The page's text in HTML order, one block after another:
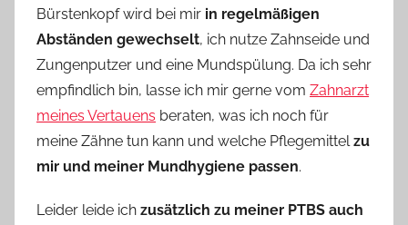
Bürstenkopf wird bei mir in regelmäßigen
Abständen gewechselt, ich nutze Zahnseide und
Zungenputzer und eine Mundspülung. Da ich sehr
empfindlich bin, lasse ich mir gerne vom Zahnarzt
meines Vertauens beraten, was ich noch für
meine Zähne tun kann und welche Pflegemittel zu
mir und meiner Mundhygiene passen.
Leider leide ich zusätzlich zu meiner PTBS auch